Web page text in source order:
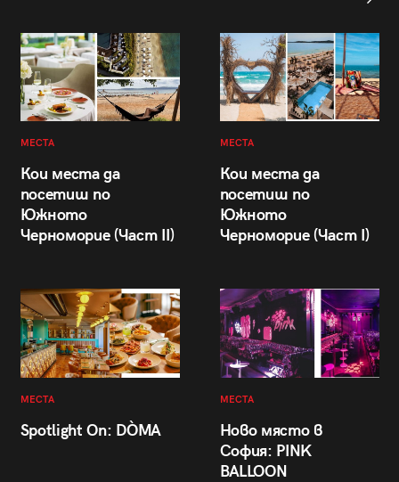
МЕСТА
Кои места да
посетиш по
Южното
Черноморие (Част II)
МЕСТА
Кои места да
посетиш по
Южното
Черноморие (Част I)
МЕСТА
Spotlight On: DÒMA
МЕСТА
Ново място в
София: PINK
BALLOON